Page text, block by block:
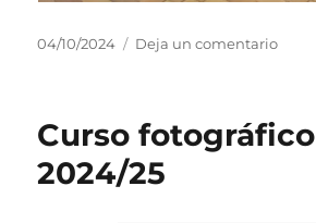
Publicado
04/10/2024 Deja un comentarioen
la
Curso fotográfico
2024/25